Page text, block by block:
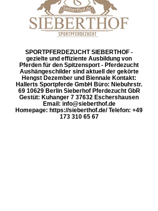
SPORTPFERDEZUCHT SIEBERTHOF -
gezielte und effiziente Ausbildung von
Pferden für den Spitzensport - Pferdezucht
Aushängeschilder sind aktuell der gekörte
Hengst Dezember und Biennale Kontakt:
Hallerts Sportpferde GmbH Büro: Niebuhrstr.
69 10629 Berlin Sieberhof Pferdezucht GbR
Gestüt: Kuhanger 7 37632 Eschershausen
Email: info@sieberthof.de
Homepage: https://sieberthof.de/ Telefon: +49
173 310 65 67